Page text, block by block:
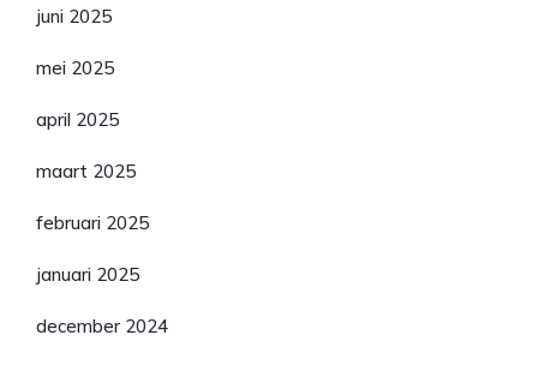
juni 2025
mei 2025
april 2025
maart 2025
februari 2025
januari 2025
december 2024